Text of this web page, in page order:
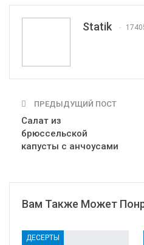
Statik
ПРЕДЫДУЩИЙ ПОСТ
Салат из
брюссельской
капусты с анчоусами
Вам Также Может
ДЕСЕРТЫ